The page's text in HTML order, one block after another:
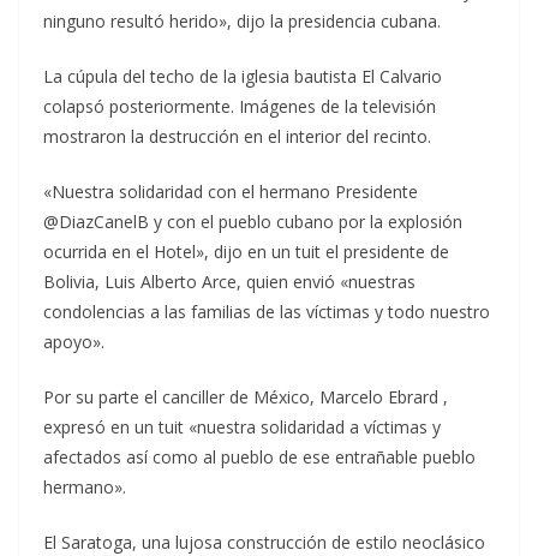
ninguno resultó herido», dijo la presidencia cubana.
La cúpula del techo de la iglesia bautista El Calvario
colapsó posteriormente. Imágenes de la televisión
mostraron la destrucción en el interior del recinto.
«Nuestra solidaridad con el hermano Presidente
@DiazCanelB y con el pueblo cubano por la explosión
ocurrida en el Hotel», dijo en un tuit el presidente de
Bolivia, Luis Alberto Arce, quien envió «nuestras
condolencias a las familias de las víctimas y todo nuestro
apoyo».
Por su parte el canciller de México, Marcelo Ebrard ,
expresó en un tuit «nuestra solidaridad a víctimas y
afectados así como al pueblo de ese entrañable pueblo
hermano».
El Saratoga, una lujosa construcción de estilo neoclásico